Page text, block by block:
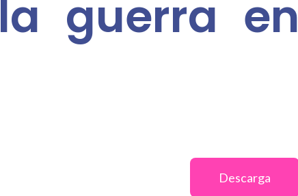
guerra en
Descarga